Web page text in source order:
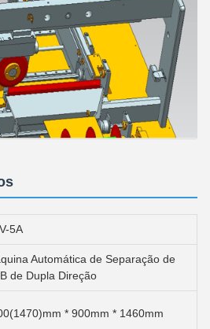
5A
Automática de Separação de
de Dupla Direção
* 900mm * 1460mm